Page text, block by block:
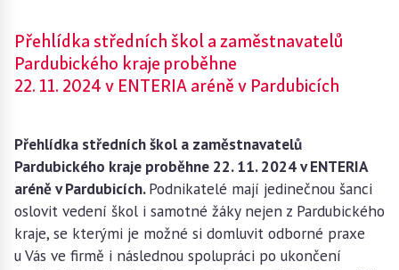
Přehlídka středních škol a zaměstnavatelů
Pardubického kraje proběhne
22. 11. 2024 v ENTERIA aréně v Pardubicích
Přehlídka středních škol a zaměstnavatelů
Pardubického kraje proběhne 22. 11. 2024 v ENTERIA
aréně v Pardubicích.Podnikatelé mají jedinečnou šanci
oslovit vedení škol i samotné žáky nejen z Pardubického
kraje, se kterými je možné si domluvit odborné praxe
u Vás ve firmě i následnou spolupráci po ukončení